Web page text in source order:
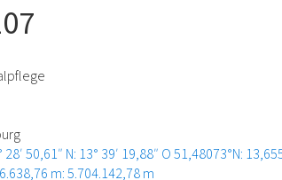
28′ 50,61″ N: 13° 39′ 19,88″ O51,48073°N:
m: 5.704.142,78 m